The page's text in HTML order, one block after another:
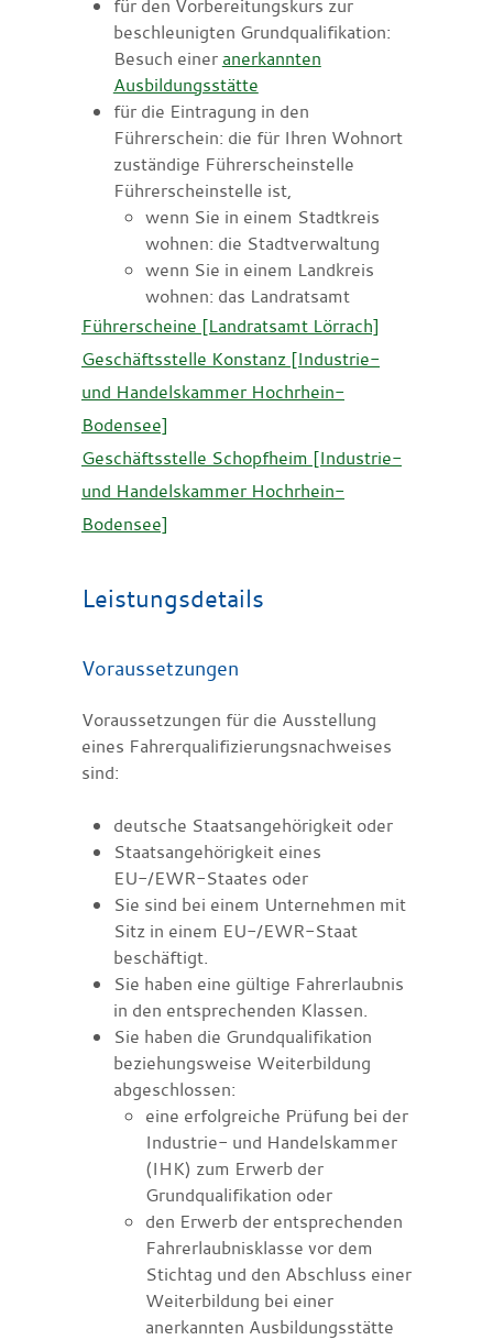
für den Vorbereitungskurs zur
beschleunigten Grundqualifikation:
Besuch einer anerkannten
Ausbildungsstätte
für die Eintragung in den
Führerschein: die für Ihren Wohnort
zuständige Führerscheinstelle
Führerscheinstelle ist,
wenn Sie in einem Stadtkreis
wohnen: die Stadtverwaltung
wenn Sie in einem Landkreis
wohnen: das Landratsamt
Führerscheine [Landratsamt Lörrach]
Geschäftsstelle Konstanz [Industrie-
und Handelskammer Hochrhein-
Bodensee]
Geschäftsstelle Schopfheim [Industrie-
und Handelskammer Hochrhein-
Bodensee]
Leistungsdetails
Voraussetzungen
Voraussetzungen für die Ausstellung
eines Fahrerqualifizierungsnachweises
sind:
deutsche Staatsangehörigkeit oder
Staatsangehörigkeit eines
EU-/EWR-Staates oder
Sie sind bei einem Unternehmen mit
Sitz in einem EU-/EWR-Staat
beschäftigt.
Sie haben eine gültige Fahrerlaubnis
in den entsprechenden Klassen.
Sie haben die Grundqualifikation
beziehungsweise Weiterbildung
abgeschlossen:
eine erfolgreiche Prüfung bei der
Industrie- und Handelskammer
(IHK) zum Erwerb der
Grundqualifikation oder
den Erwerb der entsprechenden
Fahrerlaubnisklasse vor dem
Stichtag und den Abschluss einer
Weiterbildung bei einer
anerkannten Ausbildungsstätte